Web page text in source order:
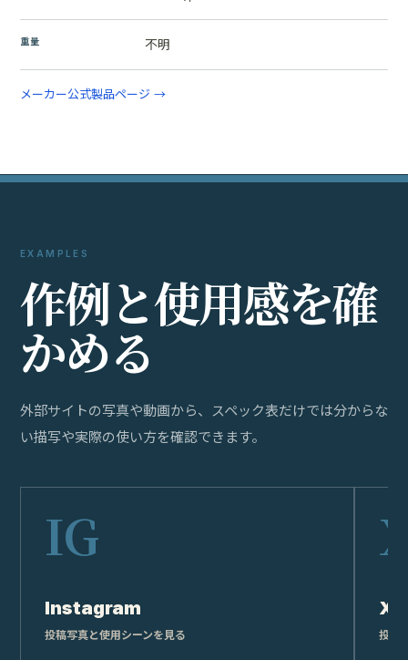
重量 不明
メーカー公式製品ページ →
EXAMPLES
作例と使用感を確
かめる
外部サイトの写真や動画から、スペック表だけでは分からな
い描写や実際の使い方を確認できます。
Instagram
投稿写真と使用シーンを見る
X
投稿